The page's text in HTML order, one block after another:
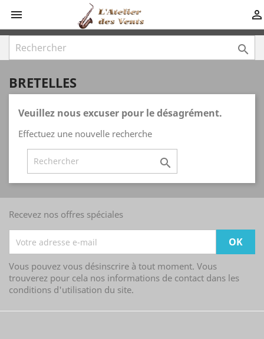
 

BRETELLES
Veuillez nous excuser pour le désagrément.
Effectuez une nouvelle recherche

Recevez nos offres spéciales
Vous pouvez vous désinscrire à tout moment. Vous
trouverez pour cela nos informations de contact dans les
conditions d'utilisation du site.